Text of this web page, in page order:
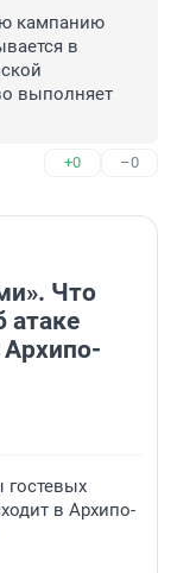
кампанию
в
выполняет
+0 –0
Что
атаке
гостевых
в Архипо-